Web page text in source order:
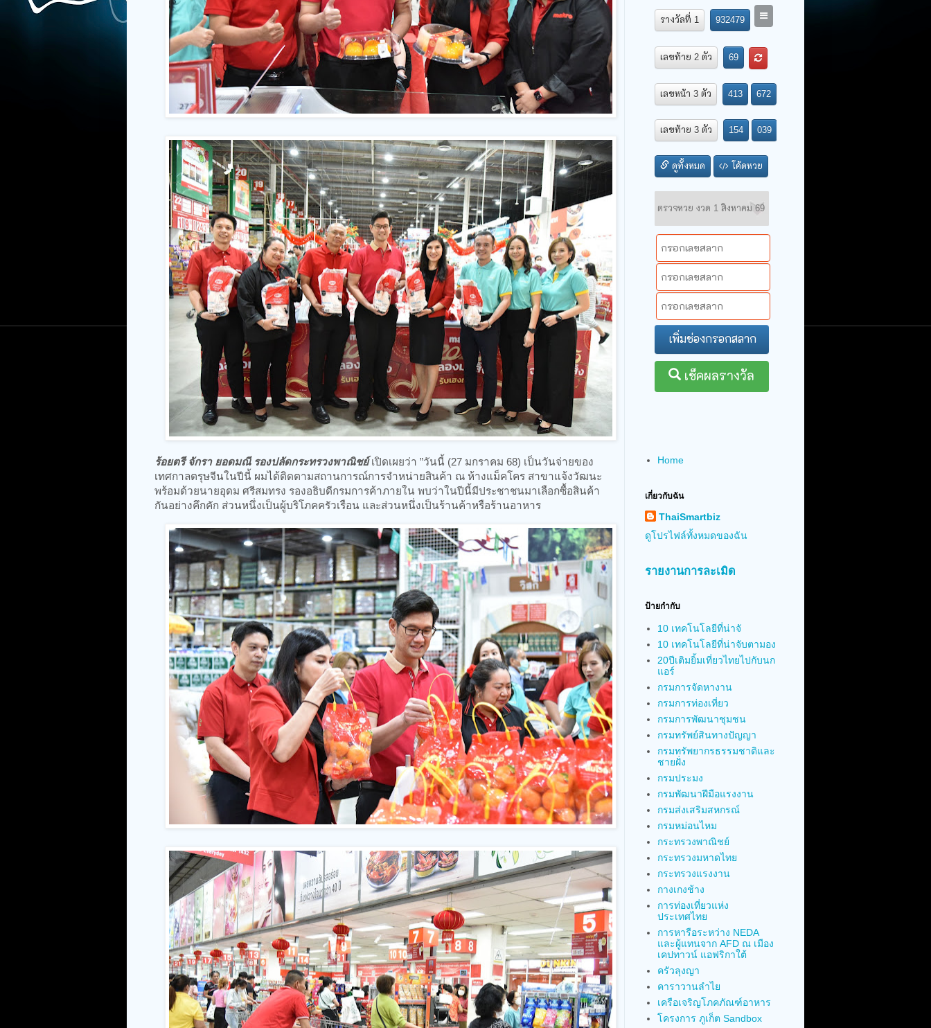
ร้อยตรี จักรา ยอดมณี รองปลัดกระทรวงพาณิชย์เปิดเผยว่า ”วันนี้ (27 มกราคม 68) เป็นวันจ่ายของ
เทศกาลตรุษจีนในปีนี้ ผมได้ติดตามสถานการณ์การจำหน่ายสินค้า ณ ห้างแม็คโคร สาขาแจ้งวัฒนะ
พร้อมด้วยนายอุดม ศรีสมทรง รองอธิบดีกรมการค้าภายใน พบว่าในปีนี้มีประชาชนมาเลือกซื้อสินค้า
กันอย่างคึกคัก ส่วนหนึ่งเป็นผู้บริโภคครัวเรือน และส่วนหนึ่งเป็นร้านค้าหรือร้านอาหาร
Home
เกี่ยวกับฉัน
ThaiSmartbiz
ดูโปรไฟล์ทั้งหมดของฉัน
รายงานการละเมิด
ป้ายกำกับ
10 เทคโนโลยีที่น่าจั
10 เทคโนโลยีที่น่าจับตามอง
20ปีเติมยิ้มเที่ยวไทยไปกับนก
แอร์
กรมการจัดหางาน
กรมการท่องเที่ยว
กรมการพัฒนาชุมชน
กรมทรัพย์สินทางปัญญา
กรมทรัพยากรธรรมชาติและ
ชายฝั่ง
กรมประมง
กรมพัฒนาฝีมือแรงงาน
กรมส่งเสริมสหกรณ์
กรมหม่อนไหม
กระทรวงพาณิชย์
กระทรวงมหาดไทย
กระทรวงแรงงาน
กางเกงช้าง
การท่องเที่ยวแห่ง
ประเทศไทย
การหารือระหว่าง NEDA
และผู้แทนจาก AFD ณ เมือง
เคปทาวน์ แอฟริกาใต้
ครัวลุงญา
คาราวานลำไย
เครือเจริญโภคภัณฑ์อาหาร
โครงการ ภูเก็ต Sandbox